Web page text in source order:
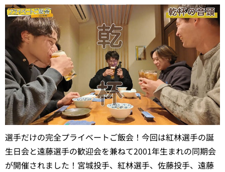
選手だけの完全プライベートご飯会！今回は紅林選手の誕
生日会と遠藤選手の歓迎会を兼ねて2001年生まれの同期会
が開催されました！宮城投手、紅林選手、佐藤投手、遠藤